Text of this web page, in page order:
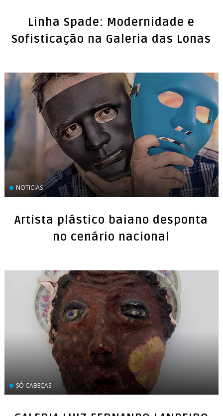
Linha Spade: Modernidade e
Sofisticação na Galeria das Lonas
NOTICIAS
Artista plástico baiano desponta
no cenário nacional
SÓ CABEÇAS